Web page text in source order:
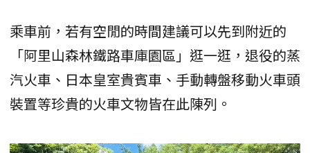
乘車前，若有空閒的時間建議可以先到附近的
「阿里山森林鐵路車庫園區」逛一逛，退役的蒸
汽火車、日本皇室貴賓車、手動轉盤移動火車頭
裝置等珍貴的火車文物皆在此陳列。